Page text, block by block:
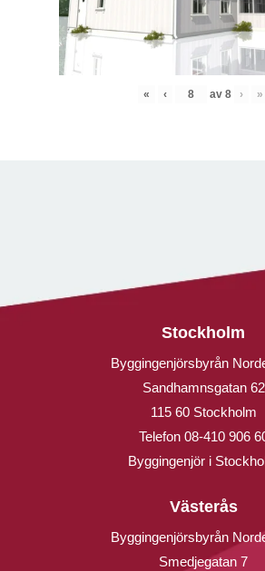
« ‹ av 8 › »
Stockholm
Byggingenjörsbyrån
Sandhamnsgatan 62
115 60 Stockholm
Telefon 08-410 906
Byggingenjör i
Västerås
Byggingenjörsbyrån
Smedjegatan 7